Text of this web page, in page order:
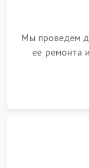
Мы проведем
ее ремонта